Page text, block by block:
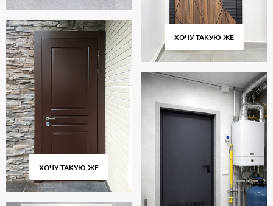
ХОЧУ ТАКУЮ ЖЕ
ХОЧУ ТАКУЮ ЖЕ